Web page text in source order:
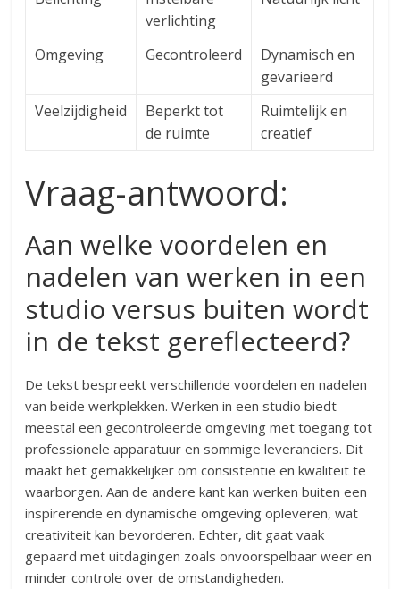
verlichting
Omgeving Gecontroleerd
Dynamisch en
gevarieerd
Veelzijdigheid
Beperkt tot
de ruimte
Ruimtelijk en
creatief
Vraag-antwoord:
Aan welke voordelen en
nadelen van werken in een
studio versus buiten wordt
in de tekst gereflecteerd?
De tekst bespreekt verschillende voordelen en nadelen
van beide werkplekken. Werken in een studio biedt
meestal een gecontroleerde omgeving met toegang tot
professionele apparatuur en sommige leveranciers. Dit
maakt het gemakkelijker om consistentie en kwaliteit te
waarborgen. Aan de andere kant kan werken buiten een
inspirerende en dynamische omgeving opleveren, wat
creativiteit kan bevorderen. Echter, dit gaat vaak
gepaard met uitdagingen zoals onvoorspelbaar weer en
minder controle over de omstandigheden.